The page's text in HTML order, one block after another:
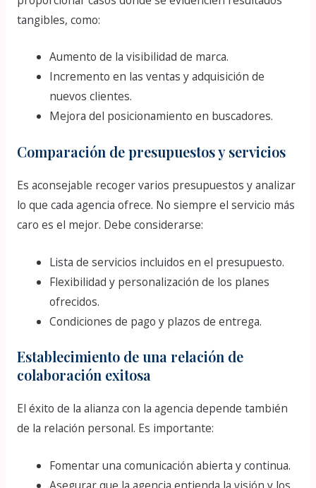
tangibles, como:
Aumento de la visibilidad de marca.
Incremento en las ventas y adquisición de
nuevos clientes.
Mejora del posicionamiento en buscadores.
Comparación de presupuestos y servicios
Es aconsejable recoger varios presupuestos y analizar
lo que cada agencia ofrece. No siempre el servicio más
caro es el mejor. Debe considerarse:
Lista de servicios incluidos en el presupuesto.
Flexibilidad y personalización de los planes
ofrecidos.
Condiciones de pago y plazos de entrega.
Establecimiento de una relación de
colaboración exitosa
El éxito de la alianza con la agencia depende también
de la relación personal. Es importante:
Fomentar una comunicación abierta y continua.
Asegurar que la agencia entienda la visión y los